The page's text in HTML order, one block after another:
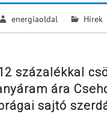
energiaoldal Hírek
százalékkal
ára
sajtó